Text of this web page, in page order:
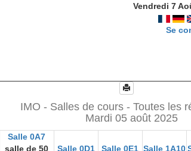
Vendredi 7
Se
IMO - Salles de cours - Toutes les
Mardi 05 août 2025
Salle 0A7
salle de 50
Salle 0D1
Salle 0E1 Salle 1A10